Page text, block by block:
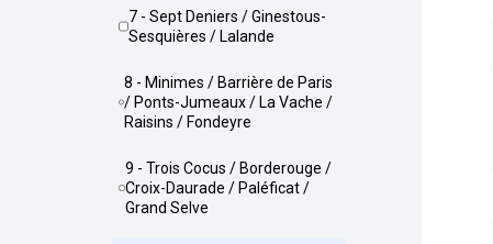
7 - Sept Deniers / Ginestous-
Sesquières / Lalande
8 - Minimes / Barrière de Paris
/ Ponts-Jumeaux / La Vache /
Raisins / Fondeyre
9 - Trois Cocus / Borderouge /
Croix-Daurade / Paléficat /
Grand Selve